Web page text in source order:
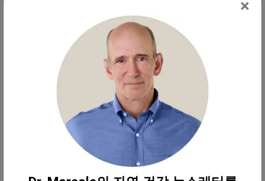
그 이후로 더 높은 수준의 비타민 D가 이 감염과 관련
된 양성 검사, 입원 및 사망률을 감소시킬 수 있다는
증거가 증가하고 있습니다.
2020년 말에 발표된 한 연구는 코로나19로 입원한 환
자의 혈청 25OHD 수준을 평가하여 질병의 심각성에
미칠 수 있는 영향을 평가했습니다. 연구진은 코로나
19에 걸린 사람들의 82.2%가 비타민 D 결핍증
(20ng/mL 미만의 수준)이라는 것을 발견했습니다.
×